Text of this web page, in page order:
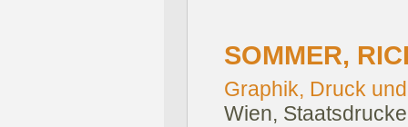
SOMMER,
Graphik, Druck
Wien,